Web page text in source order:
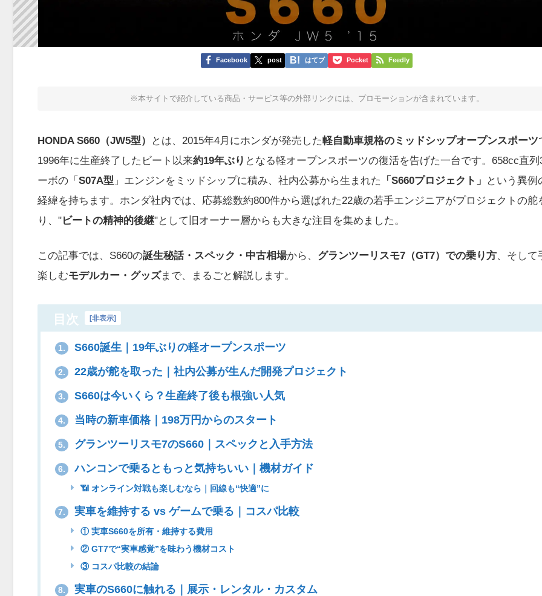
Facebook post はてブ Pocket Feedly
※本サイトで紹介している商品・サービス等の外部リンクには、プロモーションが含まれています。
HONDA S660（JW5型） とは、2015年4月にホンダが発売した軽自動車規格のミッドシップオープンスポーツ
1996年に生産終了したビート以来約19年ぶり となる軽オープンスポーツの復活を告げた一台です。658cc直列
ーボの「 S07A型 」エンジンをミッドシップに積み、社内公募から生まれた 「S660プロジェクト」
という異例
経緯を持ちます。ホンダ社内では、応募総数約800件から選ばれた22歳の若手エンジニアがプロジェクトの舵
り、"ビートの精神的後継"として旧オーナー層からも大きな注目を集めました。
この記事では、S660の誕生秘話・スペック・中古相場から、 グランツーリスモ7（GT7）での乗り方 、そし
楽しむモデルカー・グッズまで、まるごと解説します。
目次 [非表示]
1. S660誕生｜19年ぶりの軽オープンスポーツ
2. 22歳が舵を取った｜社内公募が生んだ開発プロジェクト
3. S660は今いくら？生産終了後も根強い人気
4. 当時の新車価格｜198万円からのスタート
5. グランツーリスモ7のS660｜スペックと入手方法
6. ハンコンで乗るともっと気持ちいい｜機材ガイド
📶 オンライン対戦も楽しむなら｜回線も“快適”に
7. 実車を維持する vs ゲームで乗る｜コスパ比較
① 実車S660を所有・維持する費用
② GT7で“実車感覚”を味わう機材コスト
③ コスパ比較の結論
8. 実車のS660に触れる｜展示・レンタル・カスタム